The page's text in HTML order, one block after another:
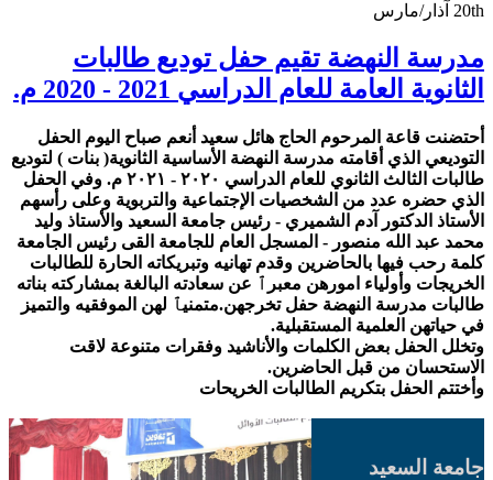
20th آذار/مارس
مدرسة النهضة تقيم حفل توديع طالبات
الثانوية العامة للعام الدراسي 2021 - 2020 م.
أحتضنت قاعة المرحوم الحاج هائل سعيد أنعم صباح اليوم الحفل
التوديعي الذي أقامته مدرسة النهضة الأساسية الثانوية( بنات ) لتوديع
طالبات الثالث الثانوي للعام الدراسي ٢٠٢٠ - ٢٠٢١ م. وفي الحفل
الذي حضره عدد من الشخصيات الإجتماعية والتربوية وعلى رأسهم
الأستاذ الدكتور آدم الشميري - رئيس جامعة السعيد والأستاذ وليد
محمد عبد الله منصور - المسجل العام للجامعة القى رئيس الجامعة
كلمة رحب فيها بالحاضرين وقدم تهانيه وتبريكاته الحارة للطالبات
الخريجات وأولياء امورهن معبرٱ عن سعادته البالغة بمشاركته بناته
طالبات مدرسة النهضة حفل تخرجهن.متمنيٱ لهن الموفقيه والتميز
في حياتهن العلمية المستقبلية.
وتخلل الحفل بعض الكلمات والأناشيد وفقرات متنوعة لاقت
الاستحسان من قبل الحاضرين.
وأختتم الحفل بتكريم الطالبات الخريحات
جامعة السعيد